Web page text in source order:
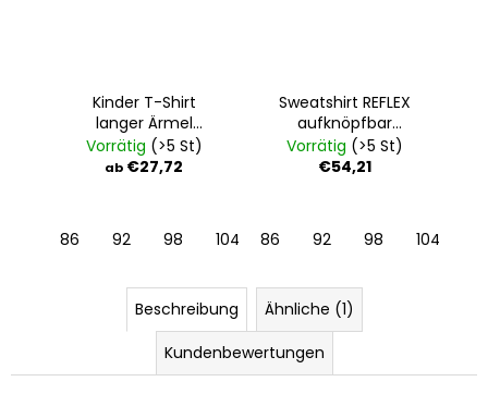
Kinder T-Shirt
langer Ärmel
Outlast® -
Dunkeltürkis
Vorrätig (>5 St)
ab €27,72
86 92 98 104 110 116 122
Sweatshirt REFLEX
aufknöpfbar
Outlast® -
dunkelgrau meliert
Vorrätig (>5 St)
€54,21
86 92 98 104
Beschreibung
Ähnliche (1)
Kundenbewertungen